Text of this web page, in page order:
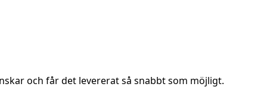
och får det levererat så snabbt som möjligt.